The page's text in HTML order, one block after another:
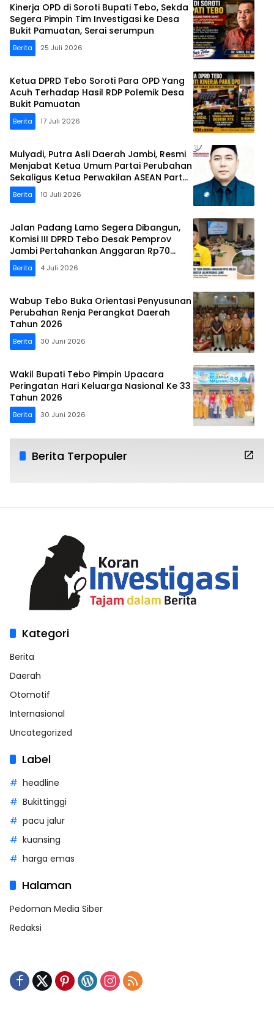
Kinerja OPD di Soroti Bupati Tebo, Sekda
Segera Pimpin Tim Investigasi ke Desa
Bukit Pamuatan, Serai serumpun
Berita 25 Juli 2026
Ketua DPRD Tebo Soroti Para OPD Yang
Acuh Terhadap Hasil RDP Polemik Desa
Bukit Pamuatan
Berita 17 Juli 2026
Mulyadi, Putra Asli Daerah Jambi, Resmi
Menjabat Ketua Umum Partai Perubahan
Sekaligus Ketua Perwakilan ASEAN Partai
Perubahan di Malaysia
Berita 10 Juli 2026
Jalan Padang Lamo Segera Dibangun,
Komisi III DPRD Tebo Desak Pemprov
Jambi Pertahankan Anggaran Rp70
Miliar
Berita 4 Juli 2026
Wabup Tebo Buka Orientasi Penyusunan
Perubahan Renja Perangkat Daerah
Tahun 2026
Berita 30 Juni 2026
Wakil Bupati Tebo Pimpin Upacara
Peringatan Hari Keluarga Nasional Ke 33
Tahun 2026
Berita 30 Juni 2026
Berita Terpopuler
Kategori
Berita
Daerah
Otomotif
Internasional
Uncategorized
Label
headline
Bukittinggi
pacu jalur
kuansing
harga emas
Halaman
Pedoman Media Siber
Redaksi